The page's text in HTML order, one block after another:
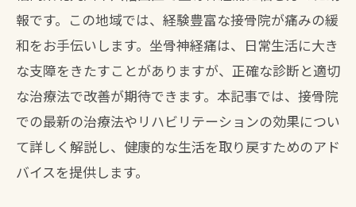
報です。この地域では、経験豊富な接骨院が痛みの緩
和をお手伝いします。坐骨神経痛は、日常生活に大き
な支障をきたすことがありますが、正確な診断と適切
な治療法で改善が期待できます。本記事では、接骨院
での最新の治療法やリハビリテーションの効果につい
て詳しく解説し、健康的な生活を取り戻すためのアド
バイスを提供します。